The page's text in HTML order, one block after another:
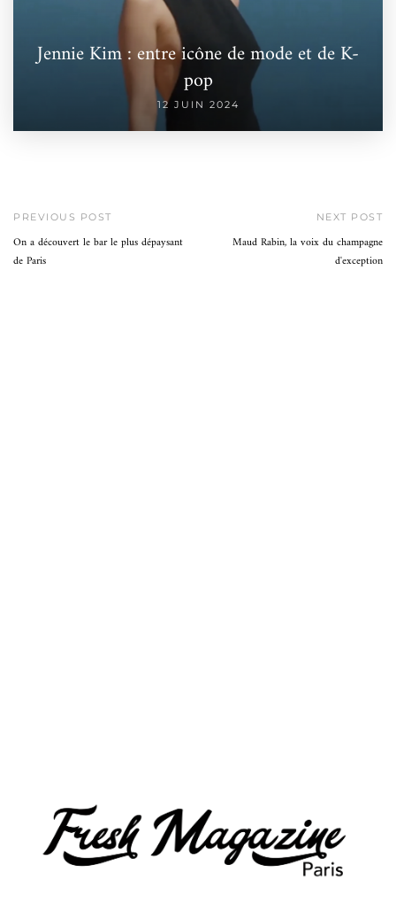
Jennie Kim : entre icône de mode et de K-
pop
12 JUIN 2024
PREVIOUS POST
On a découvert le bar le plus dépaysant
de Paris
NEXT POST
Maud Rabin, la voix du champagne
d'exception